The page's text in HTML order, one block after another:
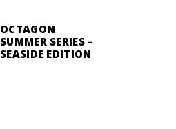
OCTAGON
SUMMER SERIES –
SEASIDE EDITION